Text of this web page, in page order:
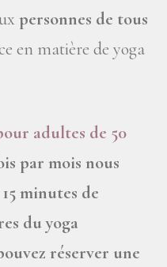
personnes de tous
en matière de yoga
adultes de 50
par mois nous
minutes de
du yoga
réserver une